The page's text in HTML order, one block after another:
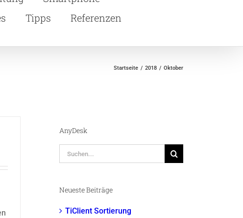
Tipps
Referenzen
Startseite 2018 Oktober
AnyDesk
Suche
nach:
Neueste Beiträge
TiClient Sortierung